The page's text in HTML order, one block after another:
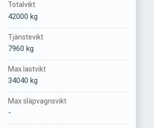
Totalvikt
42000 kg
Tjänstevikt
7960 kg
Max lastvikt
34040 kg
Max släpvagnsvikt
-